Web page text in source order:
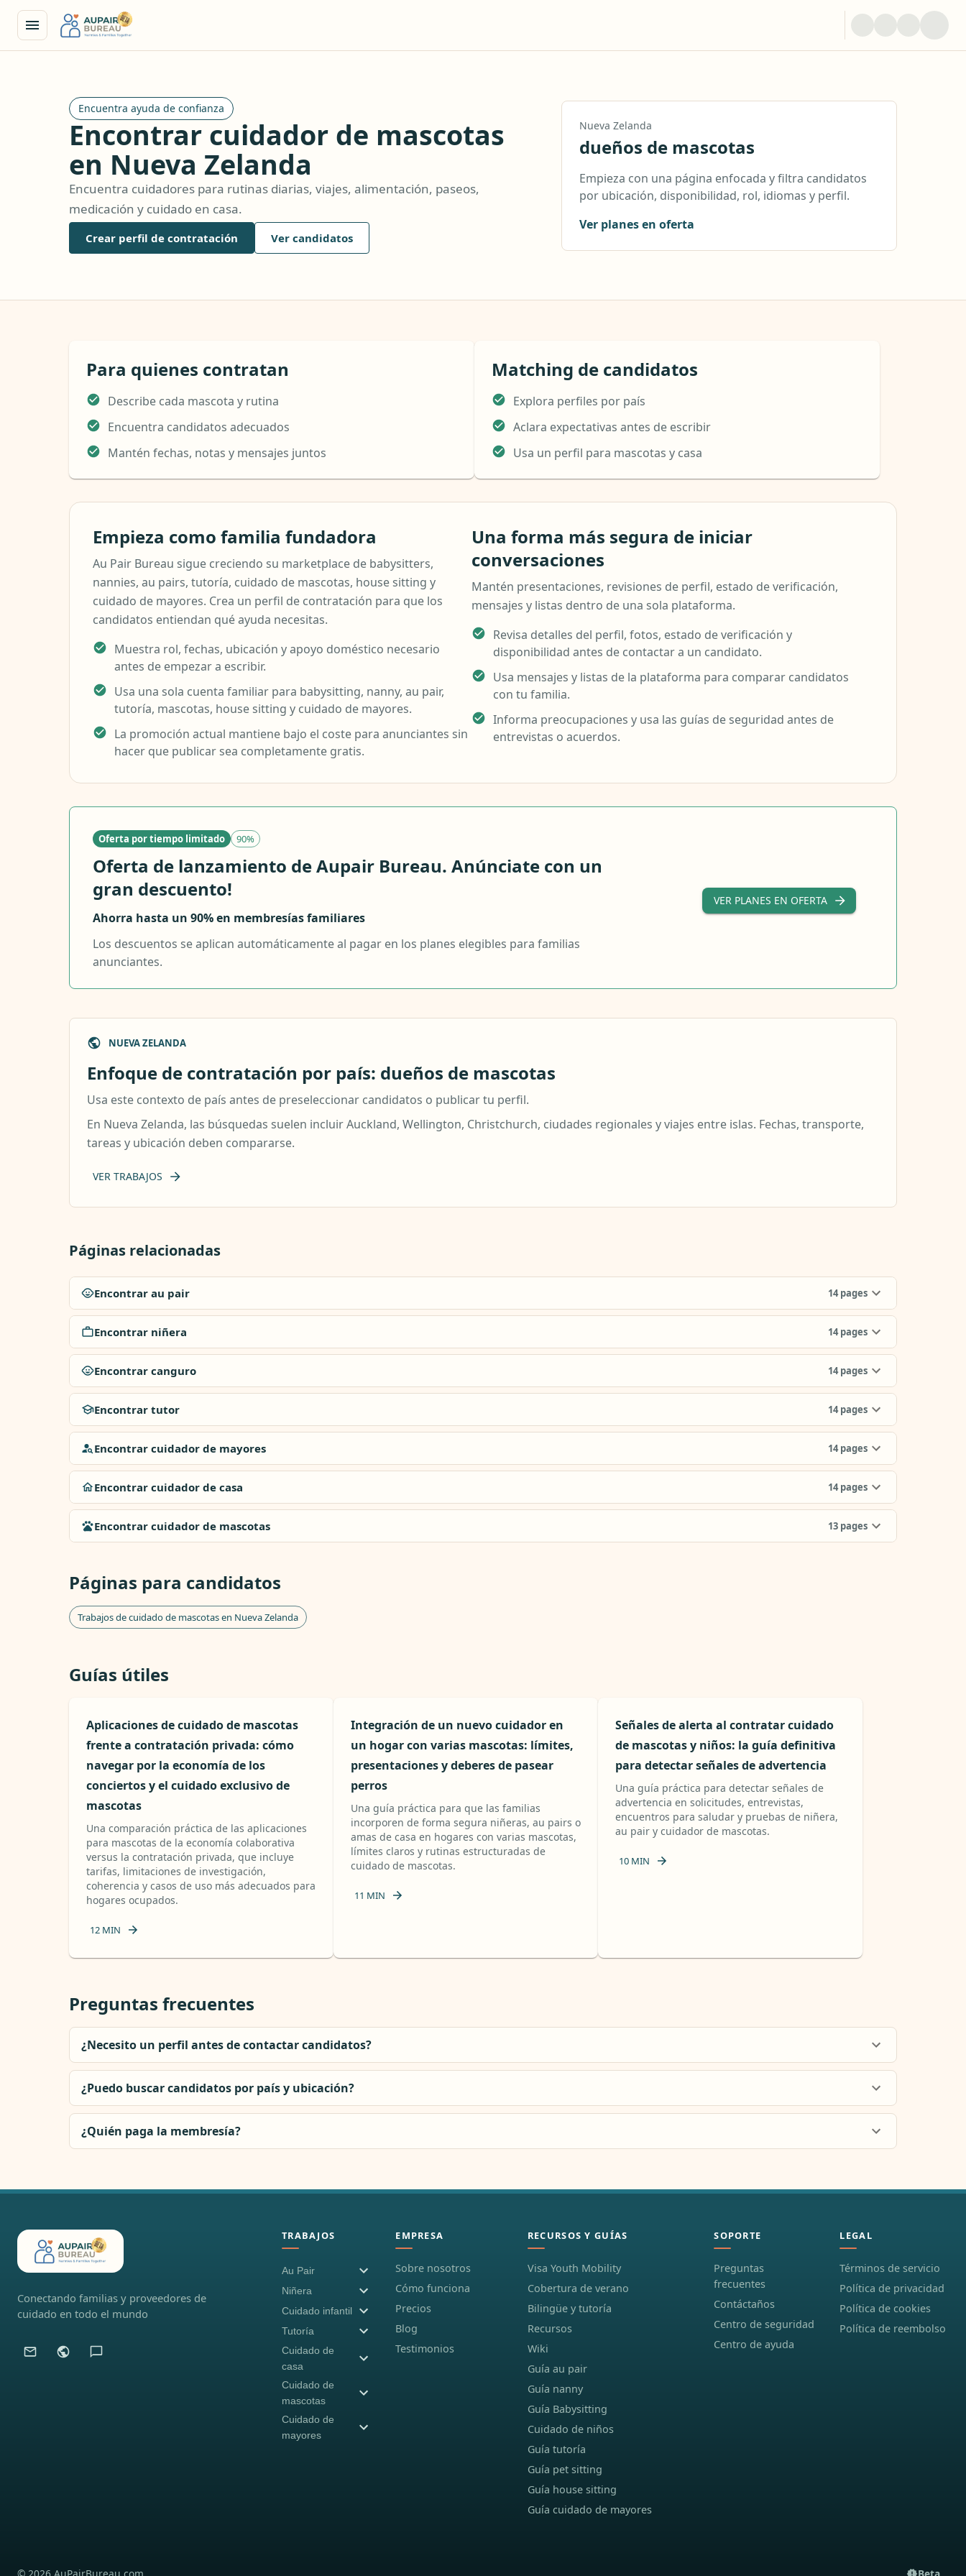
Encuentra ayuda de confianza
Encontrar cuidador de mascotas
en Nueva Zelanda
Encuentra cuidadores para rutinas diarias, viajes, alimentación, paseos,
medicación y cuidado en casa.
Crear perfil de contratación Ver candidatos
Nueva Zelanda
dueños de mascotas
Empieza con una página enfocada y filtra candidatos
por ubicación, disponibilidad, rol, idiomas y perfil.
Ver planes en oferta
Para quienes contratan
Describe cada mascota y rutina
Encuentra candidatos adecuados
Mantén fechas, notas y mensajes juntos
Matching de candidatos
Explora perfiles por país
Aclara expectativas antes de escribir
Usa un perfil para mascotas y casa
Empieza como familia fundadora
Au Pair Bureau sigue creciendo su marketplace de babysitters,
nannies, au pairs, tutoría, cuidado de mascotas, house sitting y
cuidado de mayores. Crea un perfil de contratación para que los
candidatos entiendan qué ayuda necesitas.
Muestra rol, fechas, ubicación y apoyo doméstico necesario
antes de empezar a escribir.
Usa una sola cuenta familiar para babysitting, nanny, au pair,
tutoría, mascotas, house sitting y cuidado de mayores.
La promoción actual mantiene bajo el coste para anunciantes sin
hacer que publicar sea completamente gratis.
Una forma más segura de iniciar
conversaciones
Mantén presentaciones, revisiones de perfil, estado de verificación,
mensajes y listas dentro de una sola plataforma.
Revisa detalles del perfil, fotos, estado de verificación y
disponibilidad antes de contactar a un candidato.
Usa mensajes y listas de la plataforma para comparar candidatos
con tu familia.
Informa preocupaciones y usa las guías de seguridad antes de
entrevistas o acuerdos.
Oferta por tiempo limitado 90%
Oferta de lanzamiento de Aupair Bureau. Anúnciate con un
gran descuento!
Ahorra hasta un 90% en membresías familiares
Los descuentos se aplican automáticamente al pagar en los planes elegibles para familias
anunciantes.
VER PLANES EN OFERTA
NUEVA ZELANDA
Enfoque de contratación por país: dueños de mascotas
Usa este contexto de país antes de preseleccionar candidatos o publicar tu perfil.
En Nueva Zelanda, las búsquedas suelen incluir Auckland, Wellington, Christchurch, ciudades regionales y viajes entre islas. Fechas, transporte,
tareas y ubicación deben compararse.
VER TRABAJOS
Páginas relacionadas
Encontrar au pair 14pages
Encontrar niñera 14pages
Encontrar canguro 14pages
Encontrar tutor 14pages
Encontrar cuidador de mayores 14pages
Encontrar cuidador de casa 14pages
Encontrar cuidador de mascotas 13 pages
Páginas para candidatos
Trabajos de cuidado de mascotas en Nueva Zelanda
Guías útiles
Aplicaciones de cuidado de mascotas
frente a contratación privada: cómo
navegar por la economía de los
conciertos y el cuidado exclusivo de
mascotas
Una comparación práctica de las aplicaciones
para mascotas de la economía colaborativa
versus la contratación privada, que incluye
tarifas, limitaciones de investigación,
coherencia y casos de uso más adecuados para
hogares ocupados.
12 MIN
Integración de un nuevo cuidador en
un hogar con varias mascotas: límites,
presentaciones y deberes de pasear
perros
Una guía práctica para que las familias
incorporen de forma segura niñeras, au pairs o
amas de casa en hogares con varias mascotas,
límites claros y rutinas estructuradas de
cuidado de mascotas.
11 MIN
Señales de alerta al contratar cuidado
de mascotas y niños: la guía definitiva
para detectar señales de advertencia
Una guía práctica para detectar señales de
advertencia en solicitudes, entrevistas,
encuentros para saludar y pruebas de niñera,
au pair y cuidador de mascotas.
10MIN
Preguntas frecuentes
¿Necesito un perfil antes de contactar candidatos?
¿Puedo buscar candidatos por país y ubicación?
¿Quién paga la membresía?
Conectando familias y proveedores de
cuidado en todo el mundo
TRABAJOS
Au Pair
Niñera
Cuidado infantil
Tutoría
Cuidado de
casa
Cuidado de
mascotas
Cuidado de
mayores
EMPRESA
Sobre nosotros
Cómo funciona
Precios
Blog
Testimonios
RECURSOS Y GUÍAS
Visa Youth Mobility
Cobertura de verano
Bilingüe y tutoría
Recursos
Wiki
Guía au pair
Guía nanny
Guía Babysitting
Cuidado de niños
Guía tutoría
Guía pet sitting
Guía house sitting
Guía cuidado de mayores
SOPORTE
Preguntas
frecuentes
Contáctaños
Centro de seguridad
Centro de ayuda
LEGAL
Términos de servicio
Política de privacidad
Política de cookies
Política de reembolso